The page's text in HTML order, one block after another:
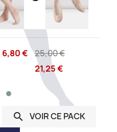
6,80 €
25,00 €
21,25 €
 VOIR CE PACK